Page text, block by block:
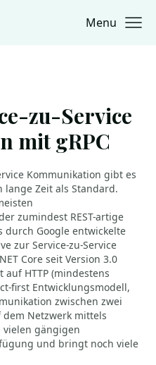
Menu
zu-Service
mit gRPC
Kommunikation gibt es
lange Zeit als Standard.
zumindest REST-artige
durch Google entwickelte
zur Service-zu-Service
Core seit Version 3.0
HTTP (mindestens
first Entwicklungsmodell,
zwischen zwei
Netzwerk mittels
gängigen
und bringt noch viele